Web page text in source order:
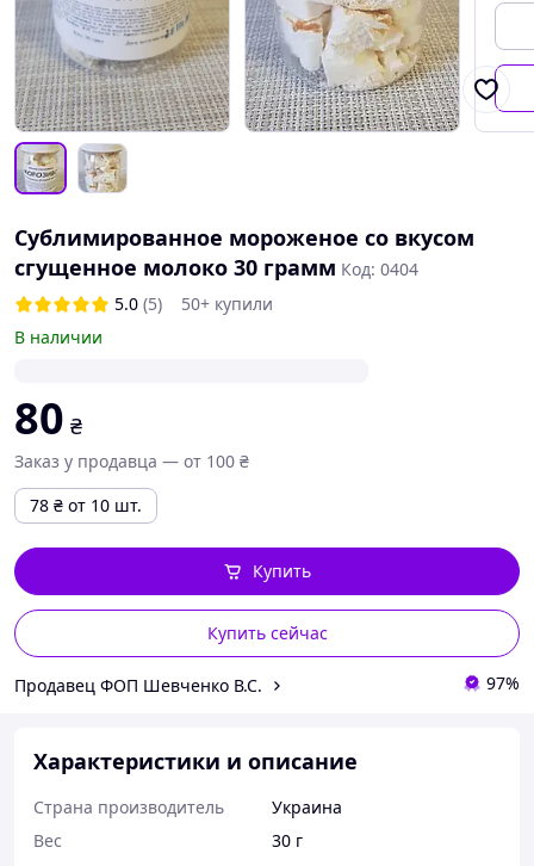
Сублимированное мороженое со вкусом
сгущенное молоко 30 грамм Код: 0404
5.0 (5)
50+ купили
В наличии
80 ₴
Заказ у продавца — от 100 ₴
78 ₴ от 10 шт.
Купить сейчас
Купить
Продавец ФОП Шевченко В.С. 97%
Характеристики и описание
Страна производитель
Украина
Вес
30 г